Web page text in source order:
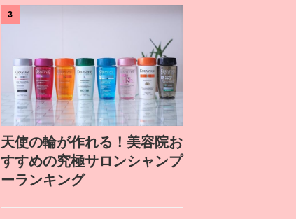
3
天使の輪が作れる！美容院お
すすめの究極サロンシャンプ
ーランキング